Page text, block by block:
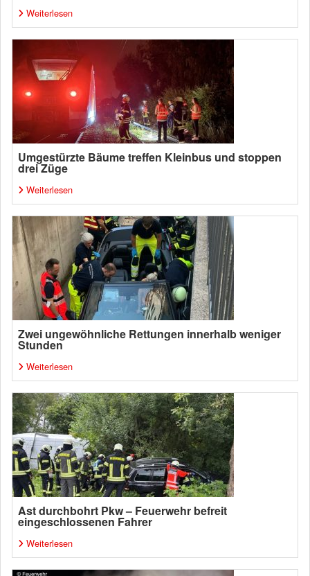
Weiterlesen
Umgestürzte Bäume treffen Kleinbus und stoppen
drei Züge
Weiterlesen
Zwei ungewöhnliche Rettungen innerhalb weniger
Stunden
Weiterlesen
Ast durchbohrt Pkw – Feuerwehr befreit
eingeschlossenen Fahrer
Weiterlesen